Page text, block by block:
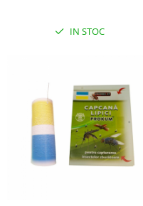
IN STOC